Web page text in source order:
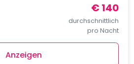
€ 140
durchschnittlich
pro Nacht
Anzeigen